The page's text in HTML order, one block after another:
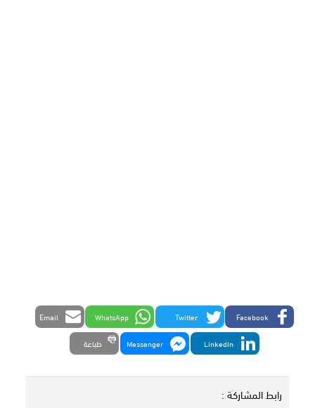
Facebook
Twitter
WhatsApp
Email
LinkedIn
Messenger طباعة
رابط المشاركة :